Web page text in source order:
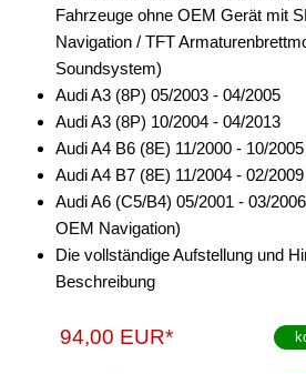
Fahrzeuge ohne OEM Gerät mit
Navigation / TFT
Soundsystem)
Audi A3 (8P) 05/2003 - 04/2005
Audi A3 (8P) 10/2004 - 04/2013
Audi A4 B6 (8E) 11/2000 - 10/2005
Audi A4 B7 (8E) 11/2004 - 02/2009
Audi A6 (C5/B4) 05/2001 - 03/
OEM Navigation)
Die vollständige Aufstellung und
Beschreibung
94,00 EUR*